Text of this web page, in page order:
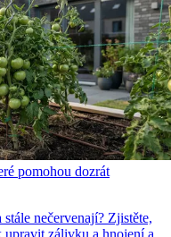
pomohou dozrát
nečervenají? Zjistěte,
zálivku a hnojení a